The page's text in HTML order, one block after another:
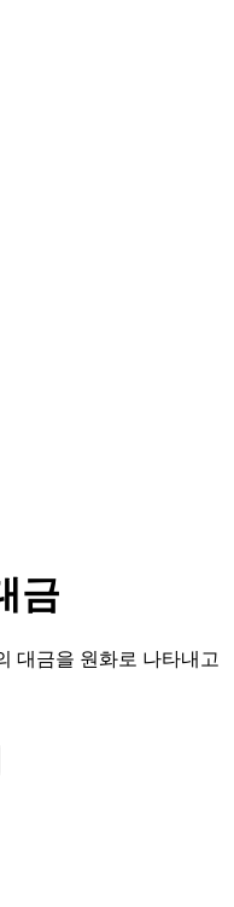
금
대금을 원화로 나타내고